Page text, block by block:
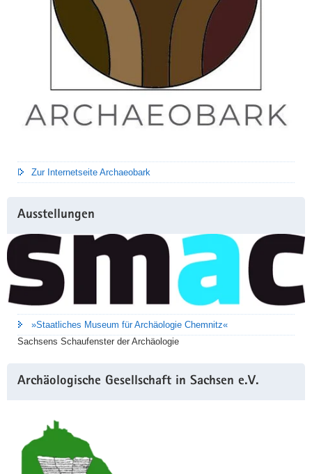
Zur Internetseite Archaeobark
Ausstellungen
»Staatliches Museum für Archäologie Chemnitz«
Sachsens Schaufenster der Archäologie
Archäologische Gesellschaft in Sachsen e.V.